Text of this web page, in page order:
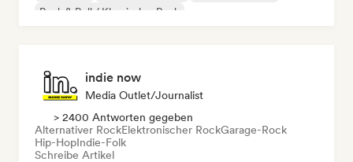
Rock & Roll / Klassischer Rock
indie now
Media Outlet/Journalist
> 2400 Antworten gegeben
Alternativer RockElektronischer RockGarage-Rock
Hip-HopIndie-Folk
Schreibe Artikel